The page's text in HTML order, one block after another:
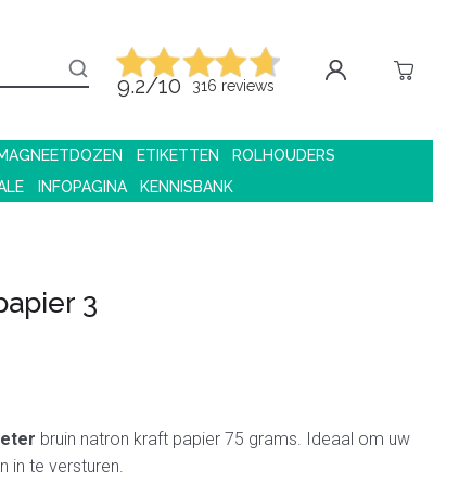
9.2/10 316 reviews
ETIKETTEN
ROLHOUDERS
INFOPAGINA KENNISBANK
3
bruin natron kraft papier 75 grams. Ideaal om uw
in te versturen.